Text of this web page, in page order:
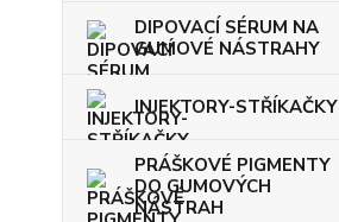
DIPOVACÍ SÉRUM NA
GUMOVÉ NÁSTRAHY
INJEKTORY-STŘÍKAČKY
PRÁŠKOVÉ PIGMENTY
DO GUMOVÝCH
NÁSTRAH